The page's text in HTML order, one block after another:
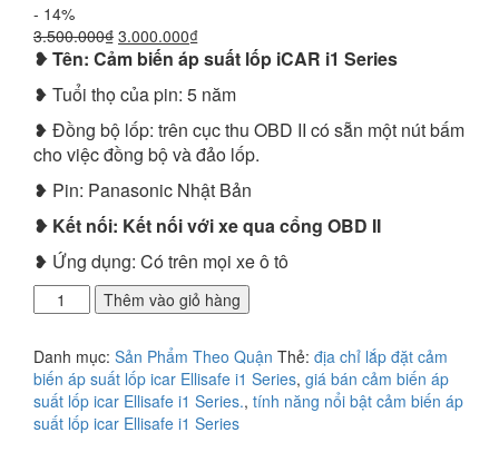
- 14%
3.500.000₫ Giá
gốc
3.500.000₫.
3.000.000₫Giá
hiện
là:
3.000.000₫.
❥ Tên: Cảm biến áp suất lốp iCAR i1 Series
❥ Tuổi thọ của pin: 5 năm
❥ Đồng bộ lốp: trên cục thu OBD II có sẵn một nút bấm
cho việc đồng bộ và đảo lốp.
❥ Pin: Panasonic Nhật Bản
❥ Kết nối: Kết nối với xe qua cổng OBD II
❥ Ứng dụng: Có trên mọi xe ô tô
chỉ
đặt
cảm
biến
áp
Thêm vào giỏ hàng
Danh mục: Sản Phẩm Theo Quận Thẻ: địa chỉ lắp đặt cảm
biến áp suất lốp icar Ellisafe i1 Series, giá bán cảm biến áp
suất lốp icar Ellisafe i1 Series., tính năng nổi bật cảm biến áp
suất lốp icar Ellisafe i1 Series